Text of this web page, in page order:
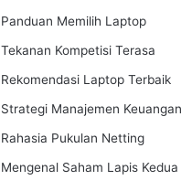
Panduan Memilih Laptop
Tekanan Kompetisi Terasa
Rekomendasi Laptop Terbaik
Strategi Manajemen Keuangan
Rahasia Pukulan Netting
Mengenal Saham Lapis Kedua